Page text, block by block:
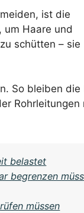
ist die
um Haare und
schütten – sie
So bleiben die
Rohrleitungen
belastet
begrenzen
müssen